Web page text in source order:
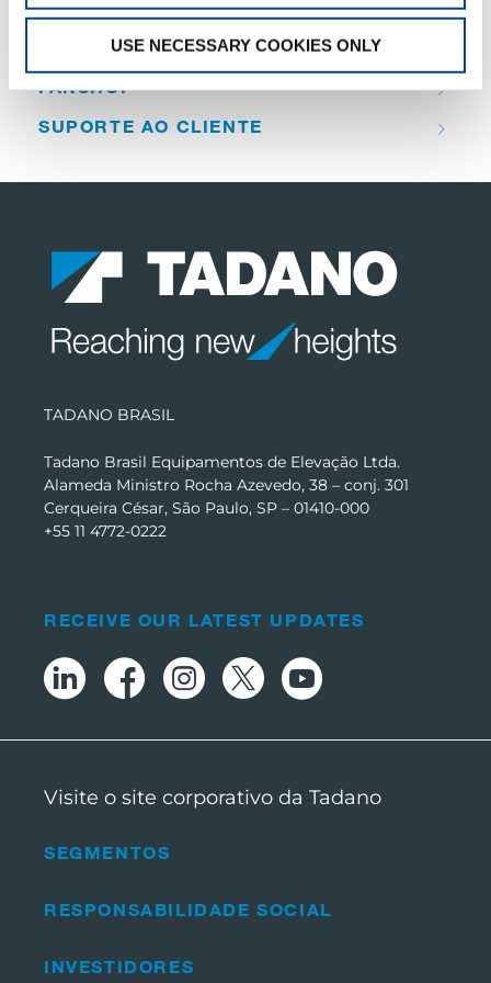
USE NECESSARY COOKIES ONLY
QUICK LINKS
FANSHOP
SUPORTE AO CLIENTE
TADANO BRASIL
Tadano Brasil Equipamentos de Elevação Ltda.
Alameda Ministro Rocha Azevedo, 38 – conj. 301
Cerqueira César, São Paulo, SP – 01410-000
+55 11 4772-0222
SEGMENTOS
RESPONSABILIDADE SOCIAL
INVESTIDORES
RECEIVE OUR LATEST UPDATES
Visite o site corporativo da Tadano